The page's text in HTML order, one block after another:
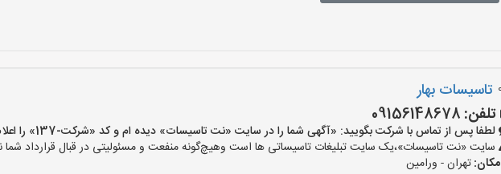
تاسیسات بهار
تلفن: 09156148678
لطفا پس از تماس با شرکت بگویید: «آگهی شما را در سایت «نت تاسیسات» دیده ام و کد «شرکت-137» را اعلام کنید»
سایت «نت تاسیسات»،یک سایت تبلیغات تاسیساتی ها است وهیچ‌گونه منفعت و مسئولیتی در قبال قرارداد شما
مکان:تهران - ورامین